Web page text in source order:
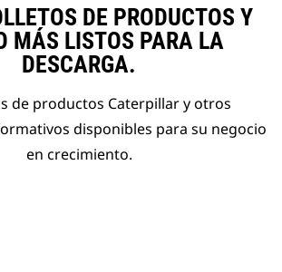
DE PRODUCTOS Y
MÁS LISTOS PARA LA
DESCARGA.
de productos Caterpillar y otros
disponibles para su negocio
en crecimiento.